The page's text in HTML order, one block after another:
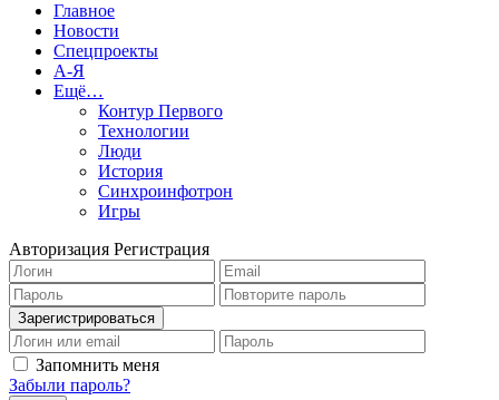
Главное
Новости
Спецпроекты
А-Я
Ещё…
Контур Первого
Технологии
Люди
История
Синхроинфотрон
Игры
Авторизация Регистрация
Запомнить меня
Забыли пароль?